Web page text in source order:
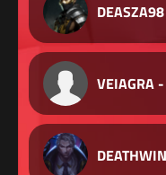
VEIAGRA